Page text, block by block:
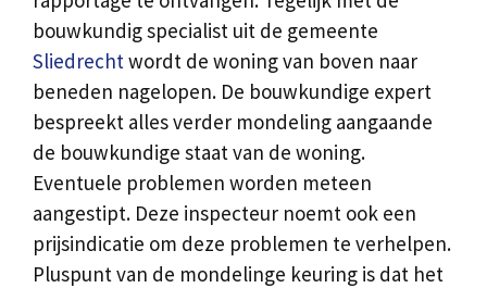
bouwkundig specialist uit de gemeente
Sliedrechtwordt de woning van boven naar
beneden nagelopen. De bouwkundige expert
bespreekt alles verder mondeling aangaande
de bouwkundige staat van de woning.
Eventuele problemen worden meteen
aangestipt. Deze inspecteur noemt ook een
prijsindicatie om deze problemen te verhelpen.
Pluspunt van de mondelinge keuring is dat het